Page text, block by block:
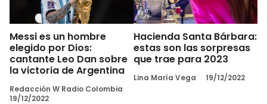
Messi es un hombre
elegido por Dios:
cantante Leo Dan sobre
la victoria de Argentina
Redacción W Radio Colombia
19/12/2022
Hacienda Santa Bárbara:
estas son las sorpresas
que trae para 2023
Lina María Vega 19/12/2022